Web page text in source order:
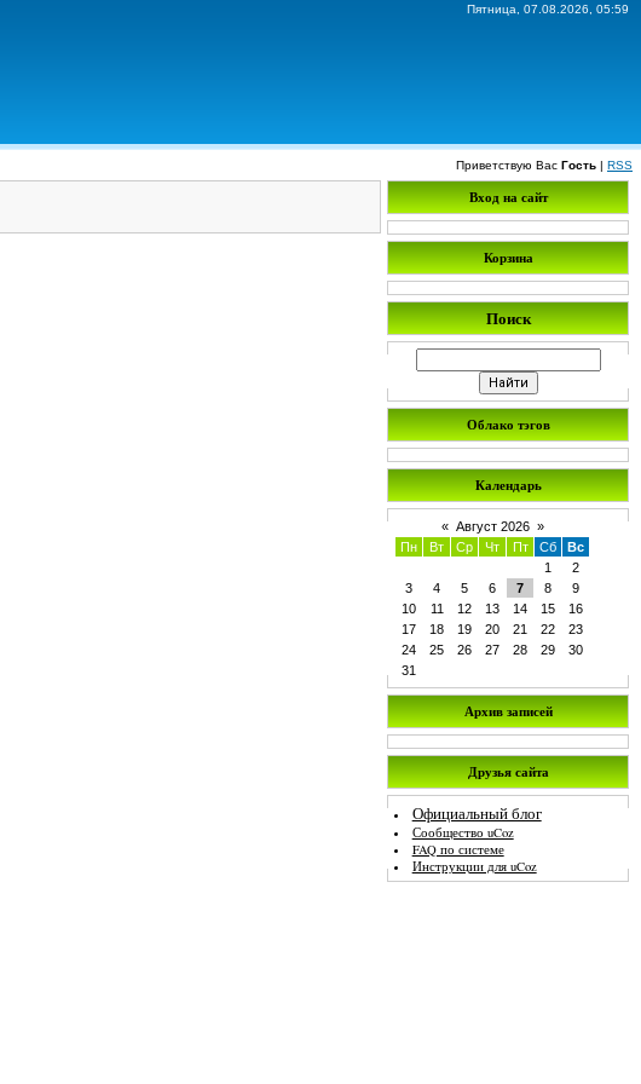
Пятница, 07.08.2026, 05:59
Приветствую Вас Гость | RSS
Вход на сайт
Корзина
Поиск
Облако тэгов
Календарь
« Август 2026 »
Пн
Вт Ср Чт Пт Сб
Вс
1
2
3
4 5 6 7 8
9
10
11 12 13 14 15
16
17
18 19 20 21 22
23
24
25 26 27 28 29
30
31
Архив записей
Друзья сайта
Официальный блог
Сообщество uCoz
FAQ по системе
Инструкции для uCoz